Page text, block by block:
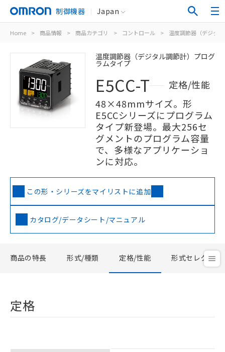
制御機器 Japan
Home > 商品情報 > 商品カテゴリ > コントロール > 温度調節器（デジタ
温度調節器（デジタル調節計）プログ
ラムタイプ
E5CC-T
定格/性能
48×48mmサイズ。形
E5CCシリーズにプログラム
タイプ新登場。最大256セ
グメントのプログラム容量
で、多様なアプリケーショ
ンに対応。
この形・シリーズをマイリストに追加
カタログ/データシート/マニュアル
商品の特長 形式/種類 定格/性能 形式セレクタ
定格